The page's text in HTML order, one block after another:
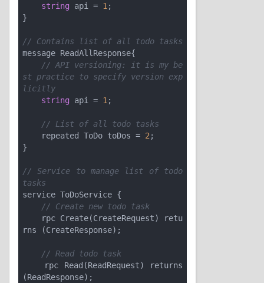
string api = 1;
}
// Contains list of all todo tasks
message ReadAllResponse{
// API versioning: it is my be
st practice to specify version exp
licitly
string api = 1;
// List of all todo tasks
    repeated ToDo toDos =
2;
}
// Service to manage list of todo
tasks
service ToDoService {
// Create new todo task
rns (CreateResponse);
// Read todo task
(ReadResponse);